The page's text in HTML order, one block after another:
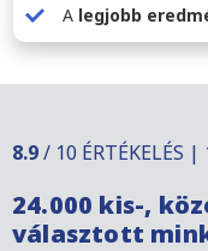
A legjobb
8.9/ 10 ÉRTÉKELÉS |
24.000 kis-,
választott